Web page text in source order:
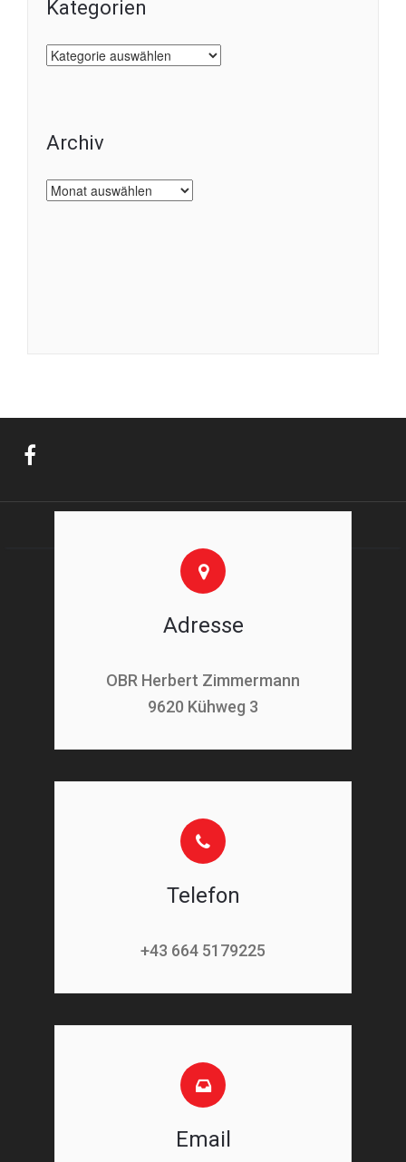
Kategorien
Kategorien
Archiv
Archiv
Adresse
OBR Herbert Zimmermann
9620 Kühweg 3
Telefon
+43 664 5179225
Email